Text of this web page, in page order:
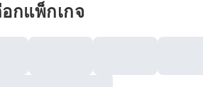
อกแพ็กเกจ